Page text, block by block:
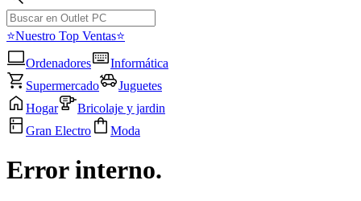
⭐Nuestro Top Ventas⭐
Ordenadores
Informática
Supermercado
Juguetes
Hogar
Bricolaje y jardin
Gran Electro
Moda
Error interno.